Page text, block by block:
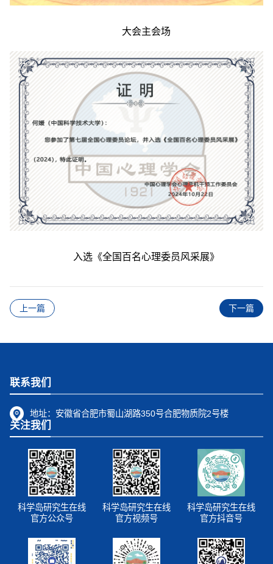
大会主会场
入选《全国百名心理委员风采展》
上一篇 下一篇
联系我们
地址： 安徽省合肥市蜀山湖路350号合肥物质院2号楼
关注我们
科学岛研究生在线
官方公众号
科学岛研究生在线
官方视频号
科学岛研究生在线
官方抖音号